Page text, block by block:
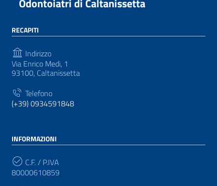
Odontoiatri di Caltanissetta
RECAPITI
Indirizzo
Via Enrico Medi, 1
93100, Caltanissetta
Telefono
(+39) 0934591848
INFORMAZIONI
C.F. / P.IVA
80000610859